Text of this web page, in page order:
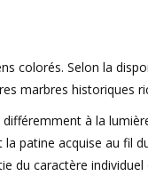
colorés. Selon la
marbres historiques
à la
patine acquise au fil
du caractère individuel